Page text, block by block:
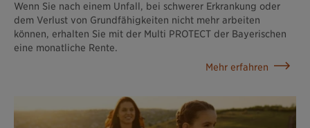
Wenn Sie nach einem Unfall, bei schwerer Erkrankung oder
dem Verlust von Grundfähigkeiten nicht mehr arbeiten
können, erhalten Sie mit der Multi PROTECT der Bayerischen
eine monatliche Rente.
Mehr erfahren